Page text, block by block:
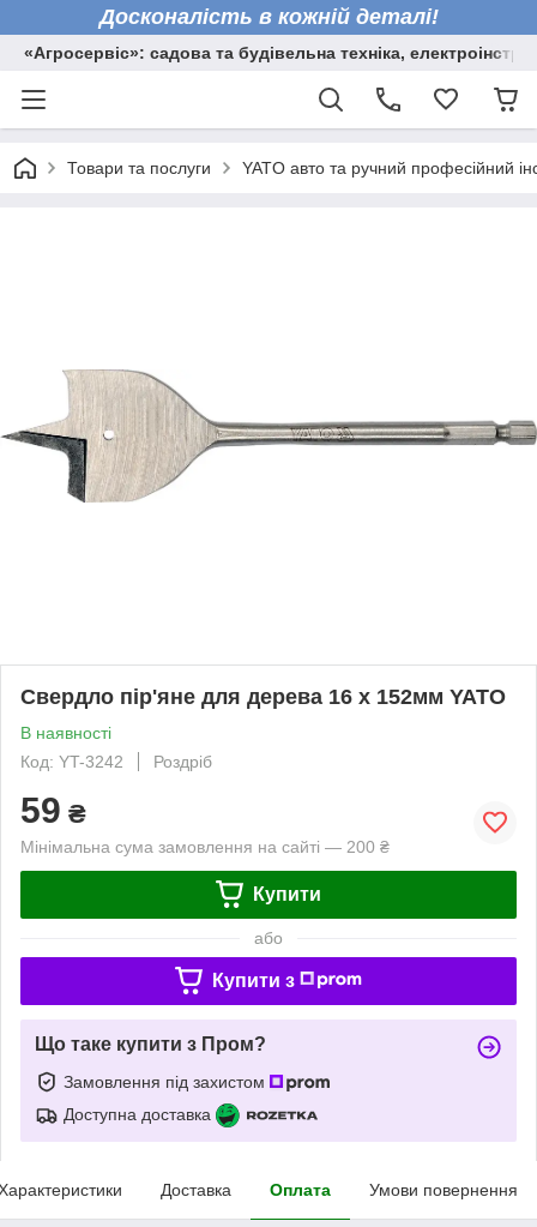
Досконалість в кожній деталі!
«Агросервіс»: садова та будівельна техніка,
Товари та послуги YATO авто та ручний професійний
Свердло пір'яне для дерева 16 х 152мм YATO
В наявності
Код: YT-3242
Роздріб
59 ₴
Мінімальна сума замовлення на сайті — 200 ₴
Купити
або
Купити з
Що таке купити з Пром?
Замовлення під захистом
Доступна доставка
Доставка Оплата Умови повернення